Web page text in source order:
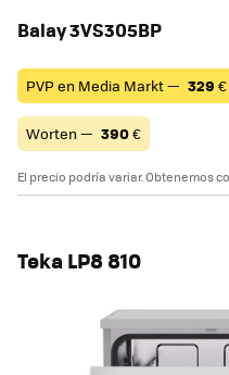
Balay 3VS305BP
PVP en Media Markt — 329 €
Worten — 390€
El precio podría variar. Obtenemos
Teka LP8 810